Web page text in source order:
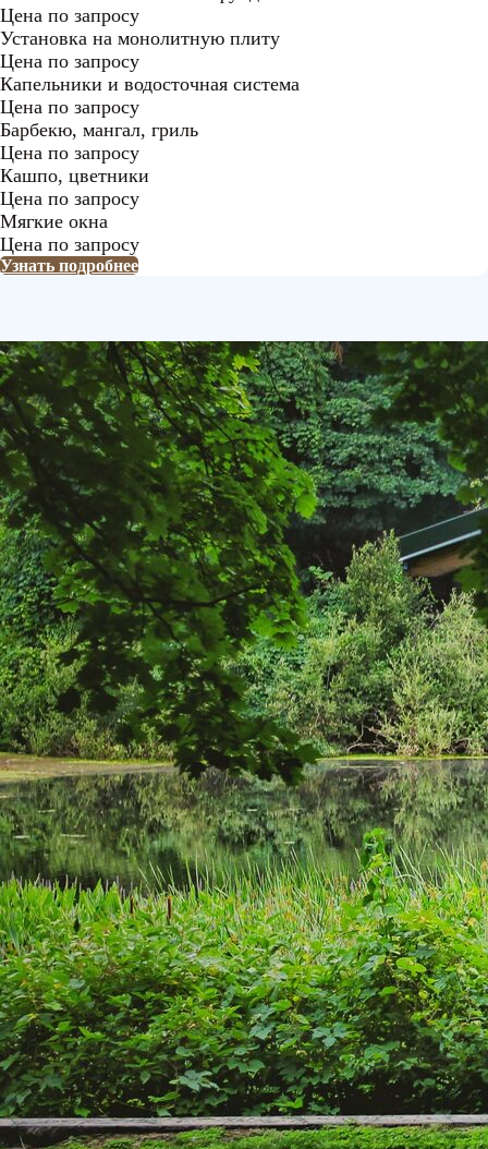
Цена по запросу
Установка на монолитную плиту
Цена по запросу
Капельники и водосточная система
Цена по запросу
Барбекю, мангал, гриль
Цена по запросу
Кашпо, цветники
Цена по запросу
Мягкие окна
Цена по запросу
Узнать подробнее